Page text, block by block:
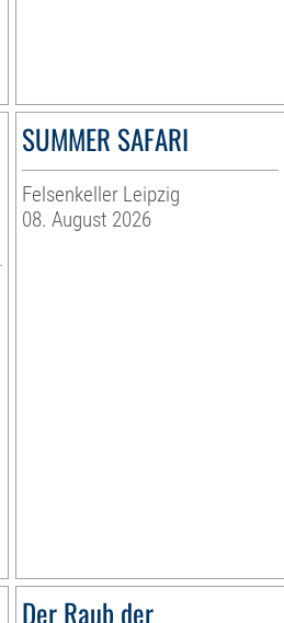
SUMMER SAFARI
Felsenkeller Leipzig
08. August 2026
Der Raub der